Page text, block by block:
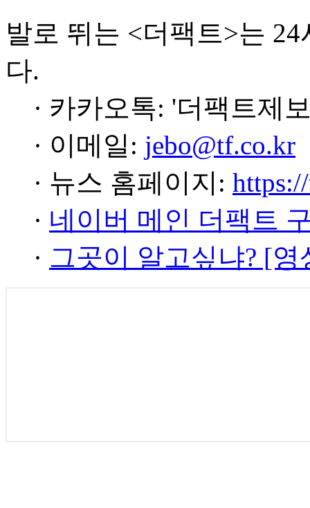
발로 뛰는 <더팩트>는
다.
· 카카오톡: '더팩트제
· 이메일: jebo@tf.co.kr
· 뉴스 홈페이지:
· 네이버 메인 더팩트
· 그곳이 알고싶냐? [